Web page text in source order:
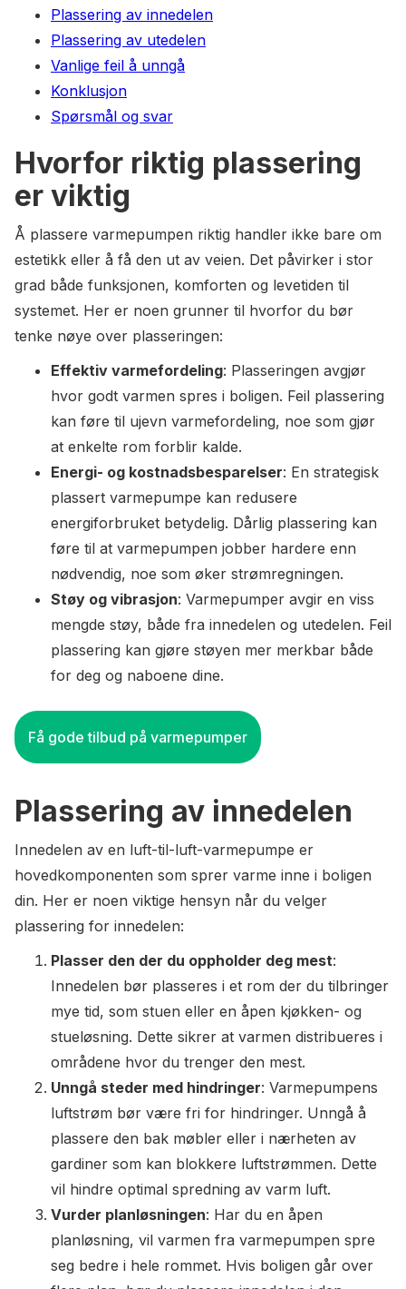
Plassering av innedelen
Plassering av utedelen
Vanlige feil å unngå
Konklusjon
Spørsmål og svar
Hvorfor riktig plassering
er viktig
Å plassere varmepumpen riktig handler ikke bare om
estetikk eller å få den ut av veien. Det påvirker i stor
grad både funksjonen, komforten og levetiden til
systemet. Her er noen grunner til hvorfor du bør
tenke nøye over plasseringen:
Effektiv varmefordeling: Plasseringen avgjør
hvor godt varmen spres i boligen. Feil plassering
kan føre til ujevn varmefordeling, noe som gjør
at enkelte rom forblir kalde.
Energi- og kostnadsbesparelser: En strategisk
plassert varmepumpe kan redusere
energiforbruket betydelig. Dårlig plassering kan
føre til at varmepumpen jobber hardere enn
nødvendig, noe som øker strømregningen.
Støy og vibrasjon: Varmepumper avgir en viss
mengde støy, både fra innedelen og utedelen. Feil
plassering kan gjøre støyen mer merkbar både
for deg og naboene dine.
Få gode tilbud på varmepumper
Plassering av innedelen
Innedelen av en luft-til-luft-varmepumpe er
hovedkomponenten som sprer varme inne i boligen
din. Her er noen viktige hensyn når du velger
plassering for innedelen:
Plasser den der du oppholder deg mest:
Innedelen bør plasseres i et rom der du tilbringer
mye tid, som stuen eller en åpen kjøkken- og
stueløsning. Dette sikrer at varmen distribueres i
områdene hvor du trenger den mest.
Unngå steder med hindringer: Varmepumpens
luftstrøm bør være fri for hindringer. Unngå å
plassere den bak møbler eller i nærheten av
gardiner som kan blokkere luftstrømmen. Dette
vil hindre optimal spredning av varm luft.
Vurder planløsningen: Har du en åpen
planløsning, vil varmen fra varmepumpen spre
seg bedre i hele rommet. Hvis boligen går over